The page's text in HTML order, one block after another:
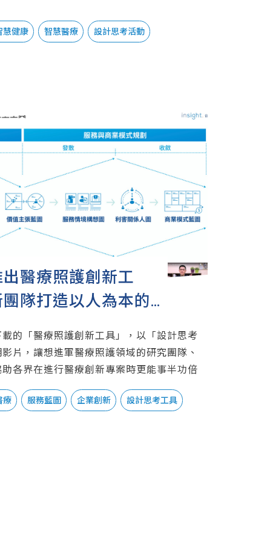
慧健康 智慧醫療 設計思考活動
醫療照護創新工
隊打造以人為本的
的「醫療照護創新工具」，以「設計思考
片，讓想進軍醫療照護領域的研究團隊、
各界在進行醫療創新專案時更能事半功倍
療 服務藍圖 企業創新
設計思考工具